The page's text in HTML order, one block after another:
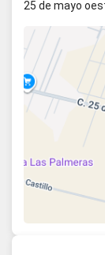
25 de mayo